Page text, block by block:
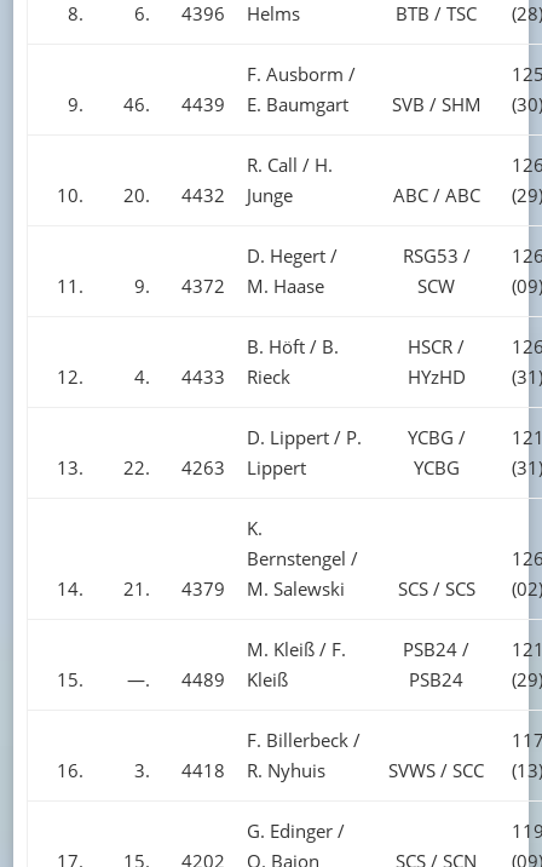
8. 6. 4396
Helms
BTB / TSC
(28)
9. 46. 4439
F. Ausborm /
E. Baumgart
SVB / SHM
(30)
10. 20. 4432
R. Call / H.
Junge
ABC / ABC
(29)
11. 9. 4372
D. Hegert /
M. Haase
RSG53 /
SCW
(09)
12. 4. 4433
B. Höft / B.
Rieck
HSCR /
HYzHD
(31)
13. 22. 4263
D. Lippert / P.
Lippert
YCBG /
YCBG
(31)
14. 21. 4379
K.
Bernstengel /
M. Salewski
SCS / SCS
(02)
15. —. 4489
M. Kleiß / F.
Kleiß
PSB24 /
PSB24
(29)
16. 3. 4418
F. Billerbeck /
R. Nyhuis
SVWS / SCC
(13)
17. 15. 4202
G. Edinger /
O. Bajon
SCS / SCN
(09)